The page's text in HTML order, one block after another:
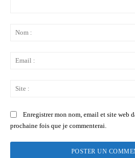
Enregistrer mon nom, email et site web
prochaine fois que je commenterai.